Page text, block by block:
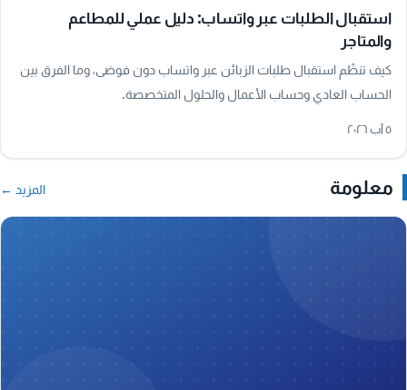
استقبال الطلبات عبر واتساب: دليل عملي للمطاعم
والمتاجر
كيف تنظّم استقبال طلبات الزبائن عبر واتساب دون فوضى، وما الفرق بين
الحساب العادي وحساب الأعمال والحلول المتخصصة.
٥ آب ٢٠٢٦
معلومة المزيد ←